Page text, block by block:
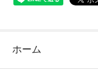
ホーム